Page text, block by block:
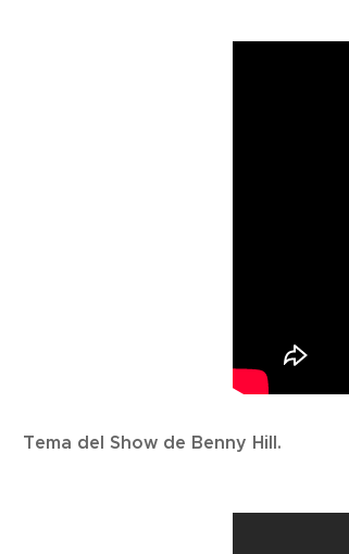
Tema del Show de Benny Hill.